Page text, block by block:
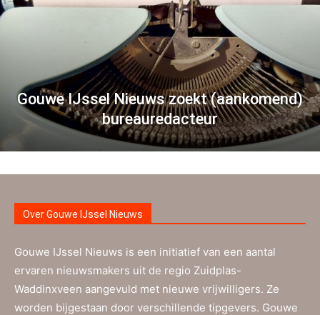
Gouwe IJssel Nieuws zoekt (aankomend)
bureauredacteur
Over Gouwe IJssel Nieuws
Gouwe IJssel Nieuws is een initiatief van een aantal
ervaren nieuwsmakers uit de regio Zuidplas-
Waddinxveen aangevuld met nieuwe vrijwilligers. Ze
worden bijgestaan door verschillende tipgevers. Gouwe